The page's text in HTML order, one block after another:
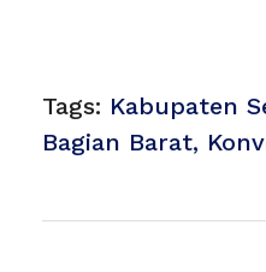
Tags: Kabupaten
Bagian Barat,